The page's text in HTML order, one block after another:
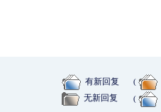
有新回复 (
无新回复 (